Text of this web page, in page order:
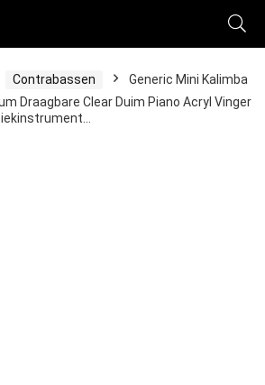
Contrabassen
Generic Mini Kalimba
Draagbare Clear Duim Piano Acryl Vinger